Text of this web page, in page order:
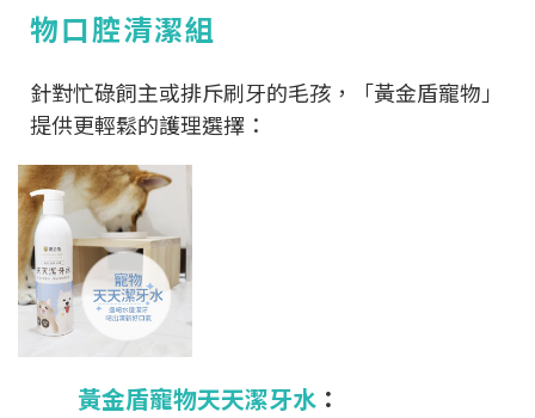
物口腔清潔組
針對忙碌飼主或排斥刷牙的毛孩，「黃金盾寵物」
提供更輕鬆的護理選擇：
黃金盾寵物天天潔牙水 ：